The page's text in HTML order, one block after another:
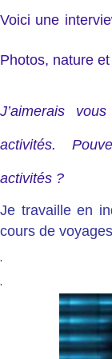
Voici une
Photos, nature
J’aimerais
activités.
activités ?
Je travaille en
cours de
.
.